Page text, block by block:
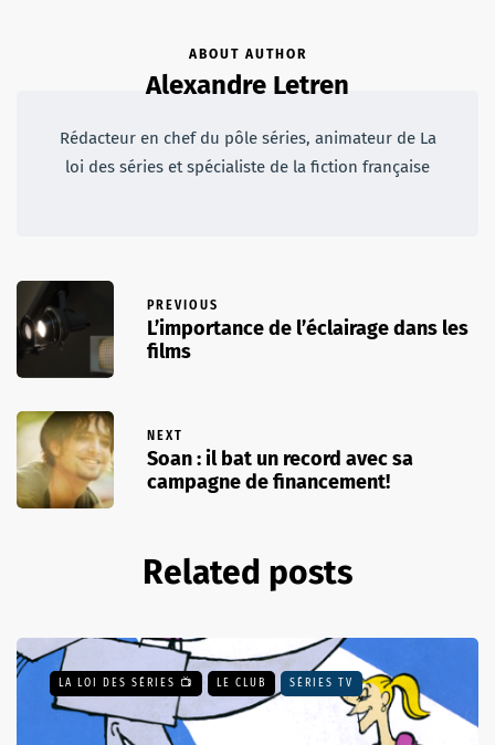
ABOUT AUTHOR
Alexandre Letren
Rédacteur en chef du pôle séries, animateur de La
loi des séries et spécialiste de la fiction française
PREVIOUS
L’importance de l’éclairage dans les
films
NEXT
Soan : il bat un record avec sa
campagne de financement!
Related posts
LA LOI DES SÉRIES 📺 LE CLUB SÉRIES TV